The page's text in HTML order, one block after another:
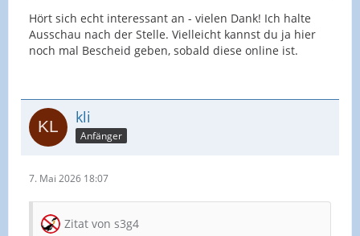
Hört sich echt interessant an - vielen Dank! Ich halte
Ausschau nach der Stelle. Vielleicht kannst du ja hier
noch mal Bescheid geben, sobald diese online ist.
kli
Anfänger
7. Mai 2026 18:07
Zitat von s3g4